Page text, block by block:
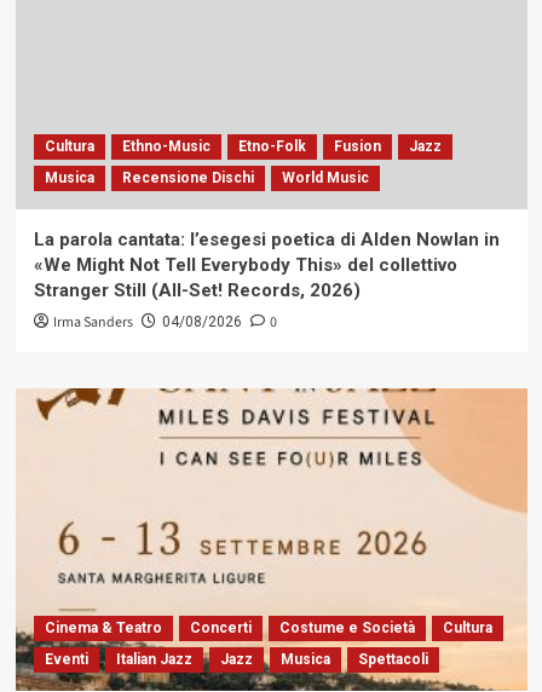
Cultura Ethno-Music Etno-Folk Fusion
Jazz
Musica
Recensione Dischi World Music
La parola cantata: l’esegesi poetica di Alden Nowlan in
«We Might Not Tell Everybody This» del collettivo
Stranger Still (All-Set! Records, 2026)
Irma Sanders 04/08/2026 0
Cinema & Teatro Concerti Costume e Società
Cultura
Eventi
Italian Jazz Jazz Musica Spettacoli